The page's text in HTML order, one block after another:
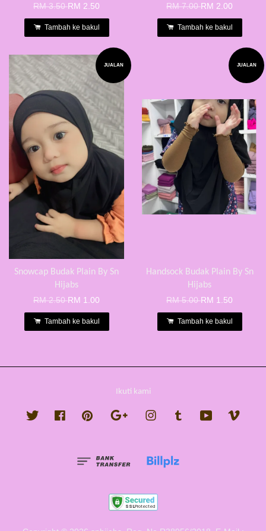
RM 3.50RM 2.50
Tambah ke bakul
RM 7.00RM 2.00
Tambah ke bakul
JUALAN
Snowcap Budak Plain By Sn
Hijabs
RM 2.50RM 1.00
Tambah ke bakul
JUALAN
Handsock Budak Plain By Sn
Hijabs
RM 5.00RM 1.50
Tambah ke bakul
Ikuti kami
Twitter FacebookPinterest Google InstagramTumblr YouTube